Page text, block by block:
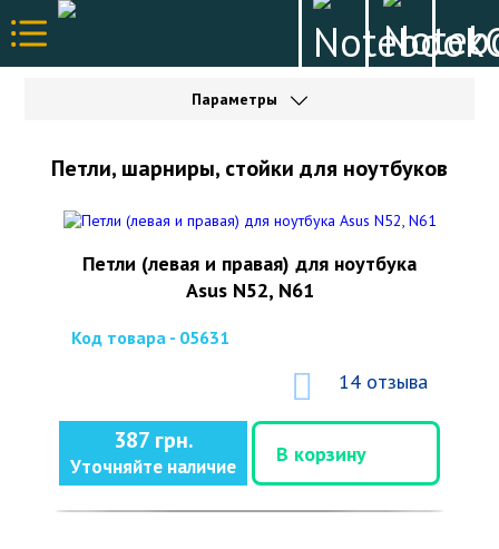
Параметры
Петли, шарниры, стойки для ноутбуков
Петли (левая и правая) для ноутбука
Asus N52, N61
Код товара - 05631
14 отзыва
387 грн.
Уточняйте наличие
В корзину